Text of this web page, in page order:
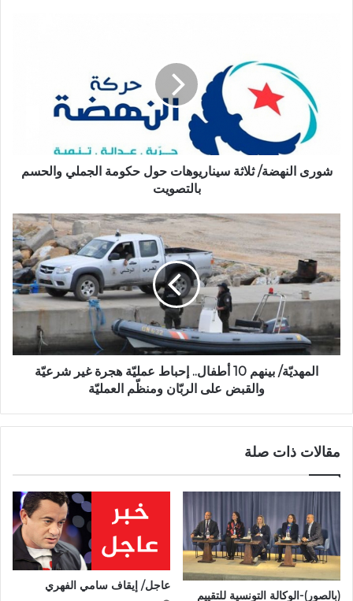
شورى النهضة/ ثلاثة سيناريوهات حول حكومة الجملي والحسم
بالتصويت
المهديّة/ بينهم 10 أطفال.. إحباط عمليّة هجرة غير شرعيّة
والقبض على الربّان ومنظّم العمليّة
مقالات ذات صلة
(بالصور)-الوكالة التونسية للتقييم
عاجل/ إيقاف سامي الفهري